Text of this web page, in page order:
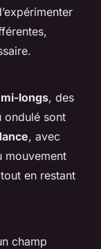
longs, des
ondulé sont
, avec
mouvement
en restant
champ